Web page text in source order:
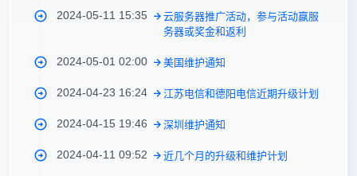
2024-05-11 15:35
云服务器推广活动，参与活动赢服
务器或奖金和返利
2024-05-01 02:00 美国维护通知
2024-04-23 16:24 江苏电信和德阳电信近期升级计划
2024-04-15 19:46 深圳维护通知
2024-04-11 09:52 近几个月的升级和维护计划